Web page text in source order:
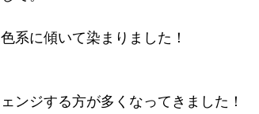
系に傾いて染まりました！
ンジする方が多くなってきました！